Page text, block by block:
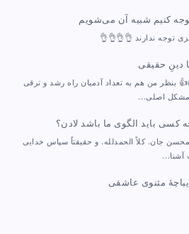
کنیم شبیه آن می‌شویم
توجه ندارند 👌👌👌👌
دینِ حقیقی
بنظر من هم به تعداد آدمیان راه رشد و ترقی
مشکل اصلی…
کسی باید الگوی ما باشد لادن؟
جان. کلاً الحمدلله. و حقیقتاً سپاس خدایی
آشنا…
مثنوی عاشقی